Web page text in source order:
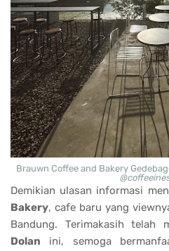
Brauwn Coffee and Bakery
Demikian ulasan informasi
Bakery, cafe baru yang
Bandung. Terimakasih telah
Dolan ini, semoga